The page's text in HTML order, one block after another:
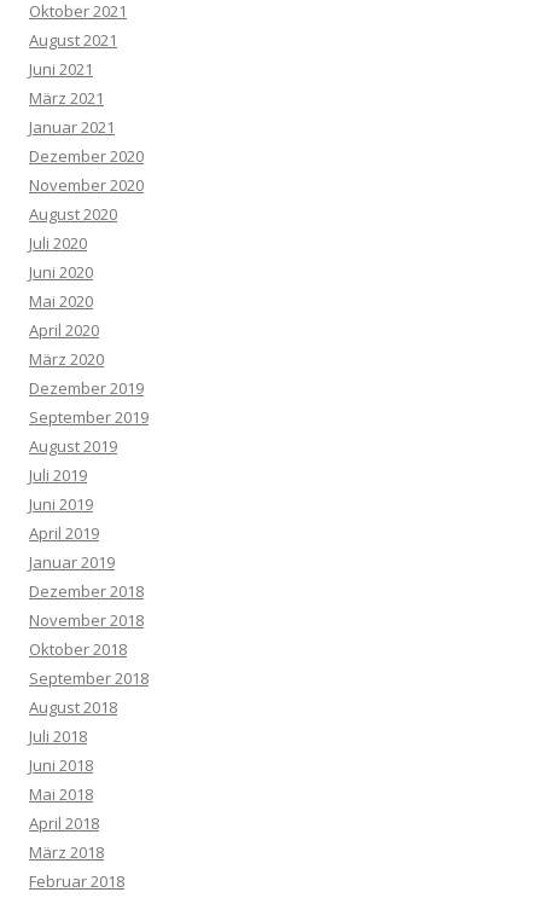
Oktober 2021
August 2021
Juni 2021
März 2021
Januar 2021
Dezember 2020
November 2020
August 2020
Juli 2020
Juni 2020
Mai 2020
April 2020
März 2020
Dezember 2019
September 2019
August 2019
Juli 2019
Juni 2019
April 2019
Januar 2019
Dezember 2018
November 2018
Oktober 2018
September 2018
August 2018
Juli 2018
Juni 2018
Mai 2018
April 2018
März 2018
Februar 2018